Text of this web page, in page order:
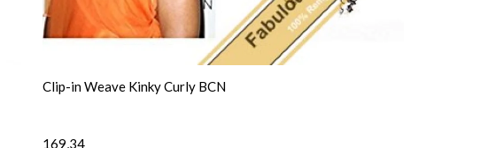
Clip-in Weave Kinky Curly BCN
169,34